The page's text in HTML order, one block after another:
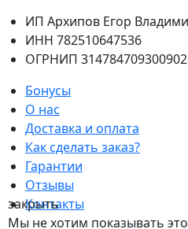
закрыть
Мы не хотим показывать
ИП Архипов Егор
ИНН 782510647536
ОГРНИП 314784709300902
Бонусы
О нас
Доставка и оплата
Как сделать заказ?
Гарантии
Отзывы
Контакты